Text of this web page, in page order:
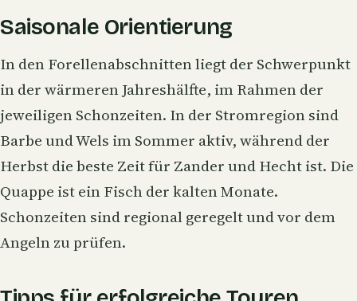
Saisonale Orientierung
In den Forellenabschnitten liegt der Schwerpunkt
in der wärmeren Jahreshälfte, im Rahmen der
jeweiligen Schonzeiten. In der Stromregion sind
Barbe und Wels im Sommer aktiv, während der
Herbst die beste Zeit für Zander und Hecht ist. Die
Quappe ist ein Fisch der kalten Monate.
Schonzeiten sind regional geregelt und vor dem
Angeln zu prüfen.